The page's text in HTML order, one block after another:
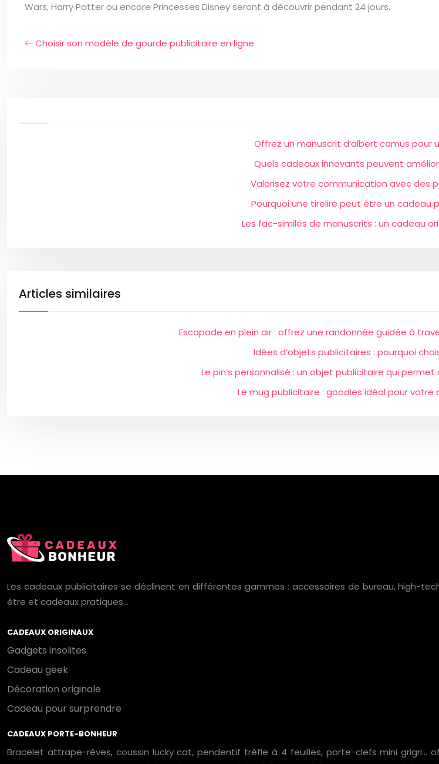
Wars, Harry Potter ou encore Princesses Disney seront à découvrir pendant 24 jours.
Choisir son modèle de gourde publicitaire en ligne
Offrez un manuscrit d’albert camus pour
Quels cadeaux innovants peuvent
Valorisez votre communication avec des
Pourquoi une tirelire peut être un cadeau
Les fac-similés de manuscrits : un cadeau
Articles similaires
Escapade en plein air : offrez une randonnée guidée à
Idées d’objets publicitaires : pourquoi
Le pin’s personnalisé : un objet publicitaire qui
Le mug publicitaire : goodies idéal pour votre
Les cadeaux publicitaires se déclinent en différentes gammes : accessoires de bureau, high-
être et cadeaux pratiques…
CADEAUX ORIGINAUX
Gadgets insolites
Cadeau geek
Décoration originale
Cadeau pour surprendre
CADEAUX PORTE-BONHEUR
Bracelet attrape-rêves, coussin lucky cat, pendentif trèfle à 4 feuilles, porte-clefs mini grigri…